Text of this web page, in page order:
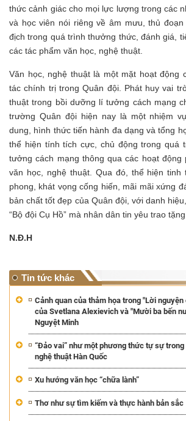
thức cảnh giác cho mọi lực lượng trong các
và học viên nói riêng về âm mưu, thủ
địch trong quá trình thưởng thức, đánh giá,
các tác phẩm văn học, nghệ thuật.
Văn học, nghệ thuật là một mặt hoạt động
tác chính trị trong Quân đội. Phát huy vai
thuật trong bồi dưỡng lí tưởng cách mạng
trường Quân đội hiện nay là một nhiệm
dung, hình thức tiến hành đa dạng và tổng
thể hiện tính tích cực, chủ động trong quá
tưởng cách mạng thông qua các hoạt động
văn học, nghệ thuật. Qua đó, thể hiện tinh
phong, khát vọng cống hiến, mãi mãi xứng
bản chất tốt đẹp của Quân đội, với danh
“Bộ đội Cụ Hồ” mà nhân dân tin yêu trao tặng.
N.Đ.H
Tin tức khác
Cảnh quan của thảm họa trong "Lời
của Svetlana Alexievich và "Mười ba bến
Nguyệt Minh
“Đảo vai” như một phương thức tự sự
nghệ thuật Hàn Quốc
Xu hướng văn học “chữa lành”
Thơ như sự tìm kiếm và thực hành bản sắc